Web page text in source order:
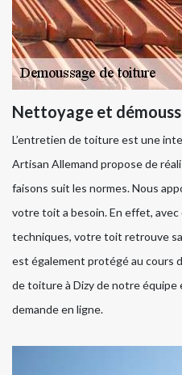
Nettoyage et
L’entretien de toiture est une
Artisan Allemand propose de
faisons suit les normes. Nous
votre toit a besoin. En effet,
techniques, votre toit retrouve
est également protégé au cours
de toiture à Dizy de notre équipe
demande en ligne.